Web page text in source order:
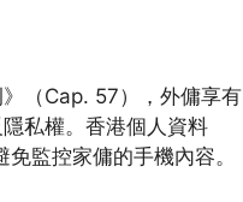
（Cap. 57），外傭享有
私權。香港個人資料
監控家傭的手機內容。